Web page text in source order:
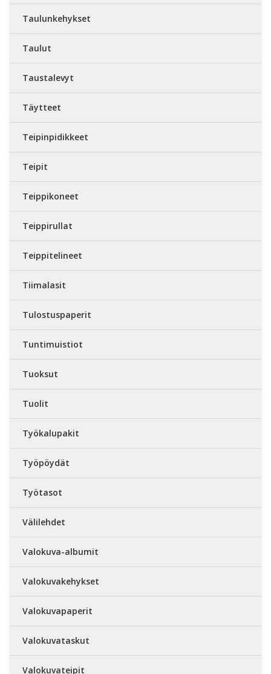
Taulunkehykset
Taulut
Taustalevyt
Täytteet
Teipinpidikkeet
Teipit
Teippikoneet
Teippirullat
Teippitelineet
Tiimalasit
Tulostuspaperit
Tuntimuistiot
Tuoksut
Tuolit
Työkalupakit
Työpöydät
Työtasot
Välilehdet
Valokuva-albumit
Valokuvakehykset
Valokuvapaperit
Valokuvataskut
Valokuvateipit